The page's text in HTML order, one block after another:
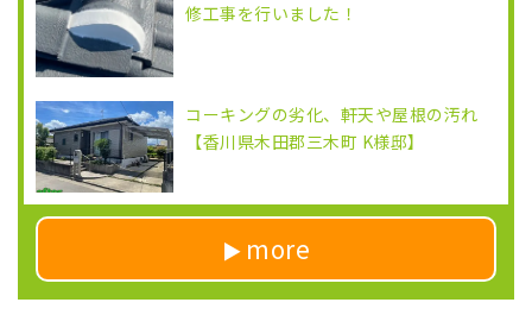
修工事を行いました！
コーキングの劣化、軒天や屋根の汚れ
【香川県木田郡三木町 K様邸】
more